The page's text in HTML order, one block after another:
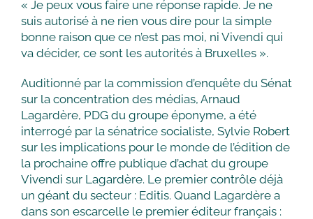
« Je peux vous faire une réponse rapide. Je ne
suis autorisé à ne rien vous dire pour la simple
bonne raison que ce n’est pas moi, ni Vivendi qui
va décider, ce sont les autorités à Bruxelles ».
Auditionné par la commission d’enquête du Sénat
sur la concentration des médias, Arnaud
Lagardère, PDG du groupe éponyme, a été
interrogé par la sénatrice socialiste, Sylvie Robert
sur les implications pour le monde de l’édition de
la prochaine offre publique d’achat du groupe
Vivendi sur Lagardère. Le premier contrôle déjà
un géant du secteur : Editis. Quand Lagardère a
dans son escarcelle le premier éditeur français :